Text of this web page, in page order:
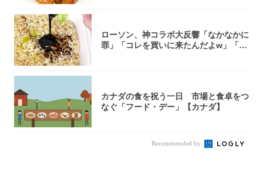
ローソン、神コラボ大反響「なかなかに
罪」「コレを買いに来たんだよw」「３
カナダの食を祝う一日 市場と食卓をつ
なぐ「フード・デー」【カナダ】
Recommended by